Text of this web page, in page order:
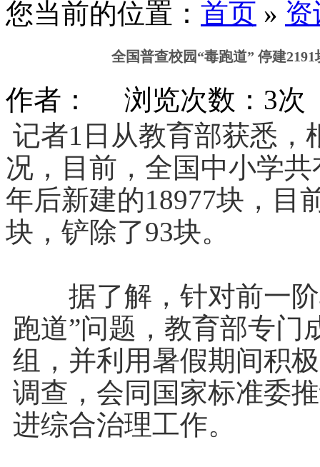
您当前的位置： 首页 » 资
全国普查校园“毒跑道” 停建2191
作者： 浏览次数：3次
记者1日从教育部获悉，
况，目前，全国中小学
年后新建的18977块，目
块，铲除了93块。
据了解，针对前一阶
跑道”问题，教育部专门
组，并利用暑假期间积
调查，会同国家标准委
进综合治理工作。